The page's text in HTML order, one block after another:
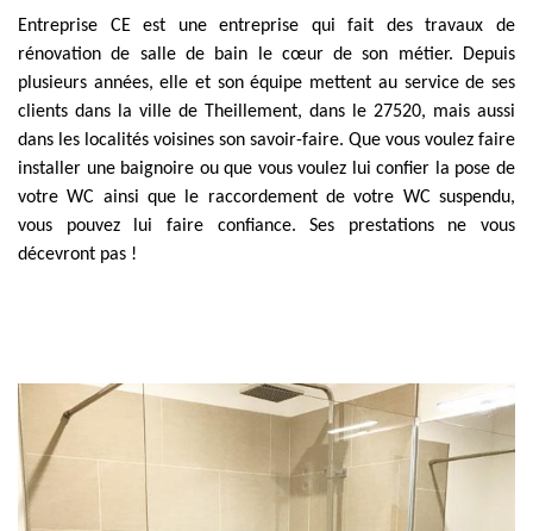
Entreprise CE est une entreprise qui fait des travaux de
rénovation de salle de bain le cœur de son métier. Depuis
plusieurs années, elle et son équipe mettent au service de ses
clients dans la ville de Theillement, dans le 27520, mais aussi
dans les localités voisines son savoir-faire. Que vous voulez faire
installer une baignoire ou que vous voulez lui confier la pose de
votre WC ainsi que le raccordement de votre WC suspendu,
vous pouvez lui faire confiance. Ses prestations ne vous
décevront pas !